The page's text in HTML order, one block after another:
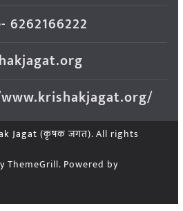
6262166222
Jagat (कृषक जगत). All rights
ThemeGrill. Powered by